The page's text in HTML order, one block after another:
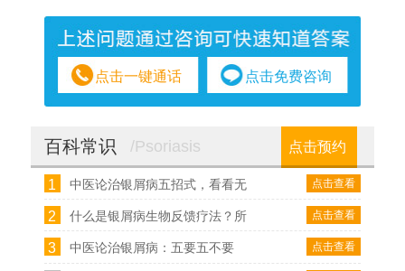
点击一键通话 点击免费咨询
百科常识 /Psoriasis 点击预约
1 点击查看
中医论治银屑病五招式，看看无
2 点击查看
什么是银屑病生物反馈疗法？所
3 点击查看
中医论治银屑病：五要五不要